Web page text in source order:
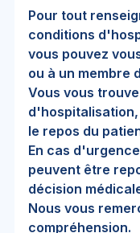
Pour tout
conditions
vous pouvez
ou à un membre
Vous vous
le repos du
En cas
peuvent être
décision
Nous vous
compréhension.